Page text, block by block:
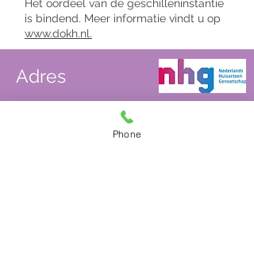
Het oordeel van de geschilleninstantie
is bindend. Meer informatie vindt u op
www.dokh.nl.
Adres
Phone